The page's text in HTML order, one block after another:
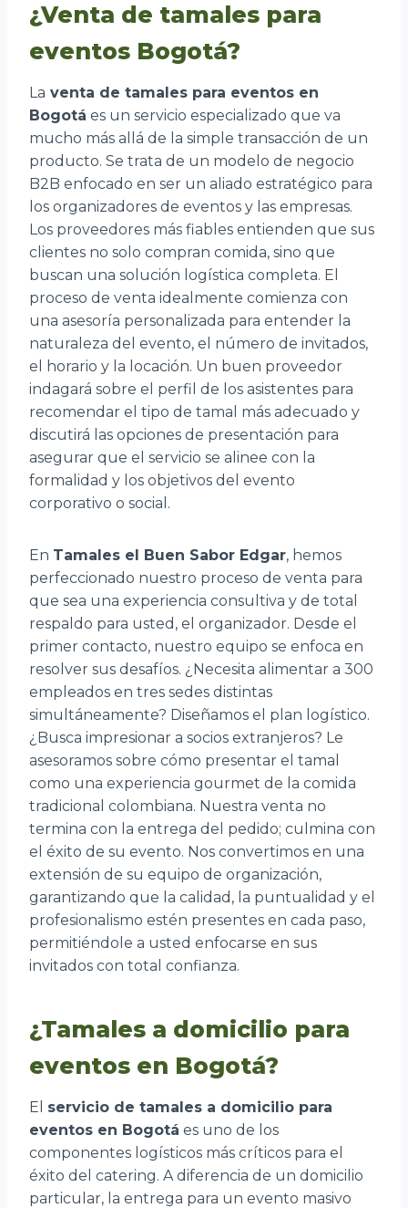
¿Venta de tamales para
eventos Bogotá?
La venta de tamales para eventos en
Bogotá es un servicio especializado que va
mucho más allá de la simple transacción de un
producto. Se trata de un modelo de negocio
B2B enfocado en ser un aliado estratégico para
los organizadores de eventos y las empresas.
Los proveedores más fiables entienden que sus
clientes no solo compran comida, sino que
buscan una solución logística completa. El
proceso de venta idealmente comienza con
una asesoría personalizada para entender la
naturaleza del evento, el número de invitados,
el horario y la locación. Un buen proveedor
indagará sobre el perfil de los asistentes para
recomendar el tipo de tamal más adecuado y
discutirá las opciones de presentación para
asegurar que el servicio se alinee con la
formalidad y los objetivos del evento
corporativo o social.
En Tamales el Buen Sabor Edgar, hemos
perfeccionado nuestro proceso de venta para
que sea una experiencia consultiva y de total
respaldo para usted, el organizador. Desde el
primer contacto, nuestro equipo se enfoca en
resolver sus desafíos. ¿Necesita alimentar a 300
empleados en tres sedes distintas
simultáneamente? Diseñamos el plan logístico.
¿Busca impresionar a socios extranjeros? Le
asesoramos sobre cómo presentar el tamal
como una experiencia gourmet de la comida
tradicional colombiana. Nuestra venta no
termina con la entrega del pedido; culmina con
el éxito de su evento. Nos convertimos en una
extensión de su equipo de organización,
garantizando que la calidad, la puntualidad y el
profesionalismo estén presentes en cada paso,
permitiéndole a usted enfocarse en sus
invitados con total confianza.
¿Tamales a domicilio para
eventos en Bogotá?
El servicio de tamales a domicilio para
eventos en Bogotá es uno de los
componentes logísticos más críticos para el
éxito del catering. A diferencia de un domicilio
particular, la entrega para un evento masivo